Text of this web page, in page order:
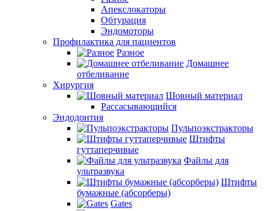
Апекслокаторы
Обтурация
Эндомоторы
Профилактика для пациентов
Разное
Домашнее
отбеливание
Хирургия
Шовный материал
Рассасывающийся
Эндодонтия
Пульпоэкстракторы
Штифты
гуттаперчивые
Файлы для
ультразвука
Штифты
бумажные (абсорберы)
Gates